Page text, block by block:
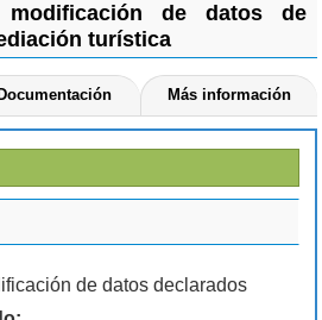
modificación de datos de
turística
Documentación Más información
de datos declarados